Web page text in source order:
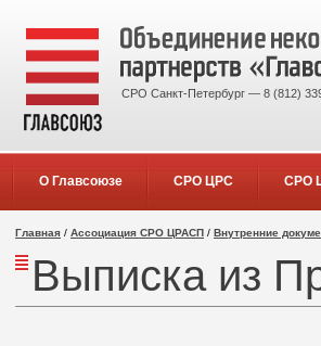
СРО Санкт-Петербург — 8 (812)
О Главсоюзе СРО ЦРС СРО
Главная / Ассоциация СРО ЦРАСП / Внутренние
Выписка из